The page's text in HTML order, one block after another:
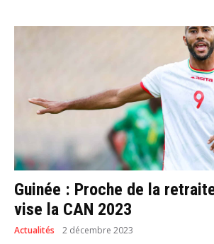
Guinée : Proche de la
vise la CAN 2023
Actualités 2 décembre 2023